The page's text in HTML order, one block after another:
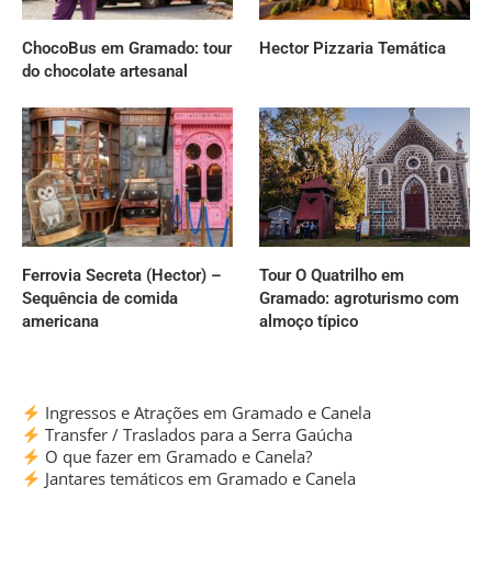
ChocoBus em Gramado: tour
do chocolate artesanal
Hector Pizzaria Temática
Ferrovia Secreta (Hector) –
Sequência de comida
americana
Tour O Quatrilho em
Gramado: agroturismo com
almoço típico
Ingressos e Atrações em Gramado e Canela
Transfer / Traslados para a Serra Gaúcha
O que fazer em Gramado e Canela?
Jantares temáticos em Gramado e Canela